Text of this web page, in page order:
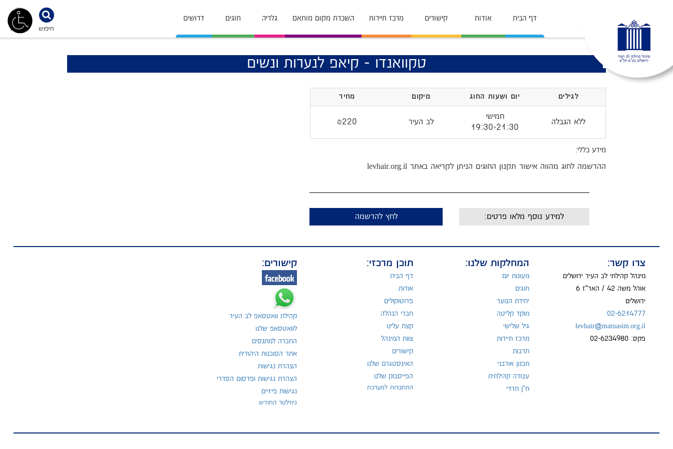
דף הבית אודות קישורים מרכז תיירות השכרת מקום מותאם גלריה חוגים דרושים
נגישות חיפוש
טקוואנדו - קיאפ לנערות ונשים
לגילים יום ושעות החוג מיקום מחיר
ללא הגבלה
חמישי
19:30-21:30
לב העיר ₪220
מידע כללי:
ההרשמה לחוג מהווה אישור תקנון החוגים הניתן לקריאה באתר levhair.org.il
לחץ להרשמה למידע נוסף מלאו פרטים:
צרו קשר:
מינהל קהילתי לב העיר ירושלים
אוהל משה 42 / האר"ז 6
ירושלים
02-6214777
levhair@matnasim.org.il
פקס: 02-6234980
המחלקות שלנו:
מעונות יום
חוגים
יחידת הנוער
מוקד קליטה
גיל שלישי
מרכז תיירות
תרבות
תכנון אורבני
עבודה קהילתית
ח"ן חרדי
תוכן מרכזי:
דף הבית
אודות
פרוטוקולים
חברי הנהלה
קצת עלינו
צוות המינהל
קישורים
האינסטגרם שלנו
הפייסבוק שלנו
התחברות למערכת
קישורים:
קהילת וואטסאפ לב העיר
לוואטסאפ שלנו
החברה למתנסים
אתר הסוכנות היהודית
הצהרת נגישות
הצהרת נגישות ופרסום הסדרי
נגישות פיזיים
ניוזלטר החודש